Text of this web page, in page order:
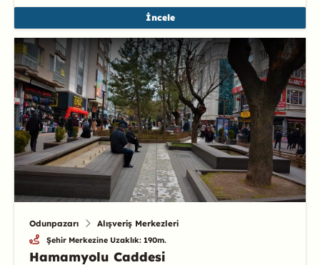
İncele
Odunpazarı Alışveriş Merkezleri
Şehir Merkezine Uzaklık: 190m.
Hamamyolu Caddesi